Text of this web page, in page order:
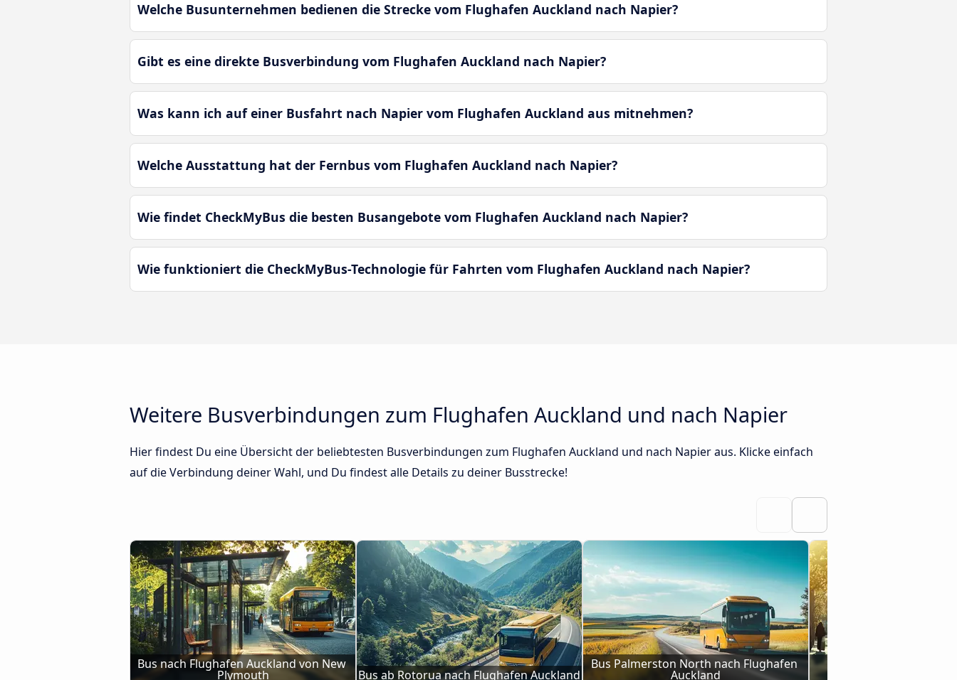
Welche Busunternehmen bedienen die Strecke vom Flughafen Auckland nach Napier?
Gibt es eine direkte Busverbindung vom Flughafen Auckland nach Napier?
Was kann ich auf einer Busfahrt nach Napier vom Flughafen Auckland aus mitnehmen?
Welche Ausstattung hat der Fernbus vom Flughafen Auckland nach Napier?
Wie findet CheckMyBus die besten Busangebote vom Flughafen Auckland nach Napier?
Wie funktioniert die CheckMyBus-Technologie für Fahrten vom Flughafen Auckland nach Napier?
Weitere Busverbindungen zum Flughafen Auckland und nach Napier
Hier findest Du eine Übersicht der beliebtesten Busverbindungen zum Flughafen Auckland und nach Napier aus. Klicke einfach
auf die Verbindung deiner Wahl, und Du findest alle Details zu deiner Busstrecke!
Bus nach Flughafen Auckland von New
Plymouth Bus ab Rotorua nach Flughafen Auckland
Bus Palmerston North nach Flughafen
Auckland